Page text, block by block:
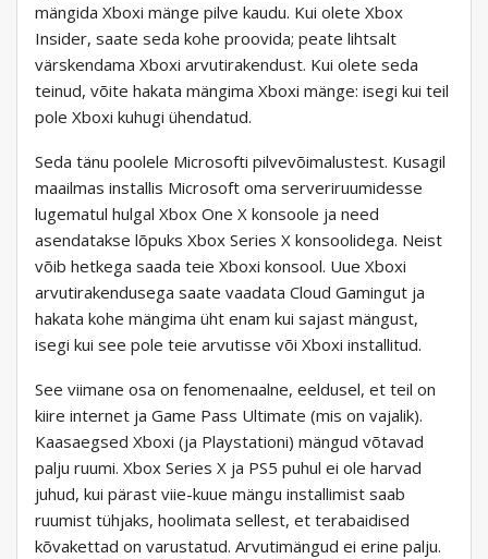
mängida Xboxi mänge pilve kaudu. Kui olete Xbox
Insider, saate seda kohe proovida; peate lihtsalt
värskendama Xboxi arvutirakendust. Kui olete seda
teinud, võite hakata mängima Xboxi mänge: isegi kui teil
pole Xboxi kuhugi ühendatud.
Seda tänu poolele Microsofti pilvevõimalustest. Kusagil
maailmas installis Microsoft oma serveriruumidesse
lugematul hulgal Xbox One X konsoole ja need
asendatakse lõpuks Xbox Series X konsoolidega. Neist
võib hetkega saada teie Xboxi konsool. Uue Xboxi
arvutirakendusega saate vaadata Cloud Gamingut ja
hakata kohe mängima üht enam kui sajast mängust,
isegi kui see pole teie arvutisse või Xboxi installitud.
See viimane osa on fenomenaalne, eeldusel, et teil on
kiire internet ja Game Pass Ultimate (mis on vajalik).
Kaasaegsed Xboxi (ja Playstationi) mängud võtavad
palju ruumi. Xbox Series X ja PS5 puhul ei ole harvad
juhud, kui pärast viie-kuue mängu installimist saab
ruumist tühjaks, hoolimata sellest, et terabaidised
kõvakettad on varustatud. Arvutimängud ei erine palju.